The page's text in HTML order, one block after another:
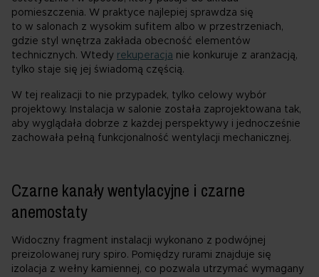
pomieszczenia. W praktyce najlepiej sprawdza się
to w salonach z wysokim sufitem albo w przestrzeniach,
gdzie styl wnętrza zakłada obecność elementów
technicznych. Wtedy rekuperacja nie konkuruje z aranżacją,
tylko staje się jej świadomą częścią.
W tej realizacji to nie przypadek, tylko celowy wybór
projektowy. Instalacja w salonie została zaprojektowana tak,
aby wyglądała dobrze z każdej perspektywy i jednocześnie
zachowała pełną funkcjonalność wentylacji mechanicznej.
Czarne kanały wentylacyjne i czarne
anemostaty
Widoczny fragment instalacji wykonano z podwójnej
preizolowanej rury spiro. Pomiędzy rurami znajduje się
izolacja z wełny kamiennej, co pozwala utrzymać wymagany